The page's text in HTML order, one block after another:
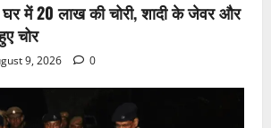
में 20 लाख की चोरी, शादी के जेवर और
चोर
9, 2026 0